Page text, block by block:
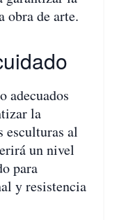
obra de arte.
adecuados
la
esculturas al
un nivel
para
y resistencia